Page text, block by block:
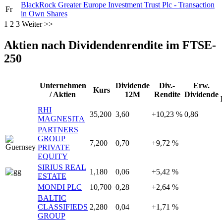
Fr
BlackRock Greater Europe Investment Trust Plc - Transaction
in Own Shares
1 2 3 Weiter >>
Aktien nach Dividendenrendite im FTSE-
250
Unternehmen
/ Aktien
Kurs
Dividende
12M
Div.-
Rendite
Erw.
Dividende
RHI
MAGNESITA
35,200 3,60 +10,23 % 0,86
PARTNERS
GROUP
PRIVATE
EQUITY
7,200 0,70 +9,72 %
SIRIUS REAL
ESTATE
1,180 0,06
+5,42 %
MONDI PLC
10,700 0,28
+2,64 %
BALTIC
CLASSIFIEDS
GROUP
2,280 0,04 +1,71 %